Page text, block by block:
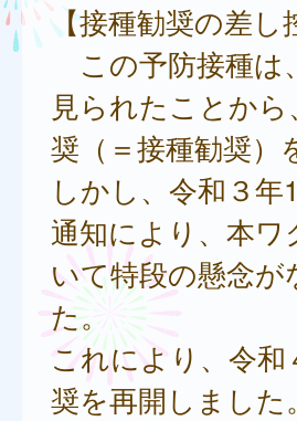
【接種勧奨の差し
この予防接種は
見られたことか
奨（＝接種勧奨）
しかし、令和３
通知により、本
いて特段の懸念
た。
これにより、令
奨を再開しました。